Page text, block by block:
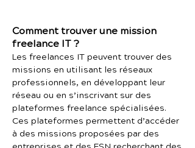
Comment trouver une mission
freelance IT ?
Les freelances IT peuvent trouver des
missions en utilisant les réseaux
professionnels, en développant leur
réseau ou en s’inscrivant sur des
plateformes freelance spécialisées.
Ces plateformes permettent d’accéder
à des missions proposées par des